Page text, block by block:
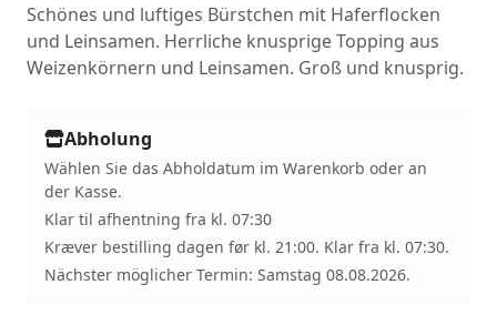
Schönes und luftiges Bürstchen mit Haferflocken
und Leinsamen. Herrliche knusprige Topping aus
Weizenkörnern und Leinsamen. Groß und knusprig.
Abholung
Wählen Sie das Abholdatum im Warenkorb oder an
der Kasse.
Klar til afhentning fra kl. 07:30
Kræver bestilling dagen før kl. 21:00. Klar fra kl. 07:30.
Nächster möglicher Termin: Samstag 08.08.2026.